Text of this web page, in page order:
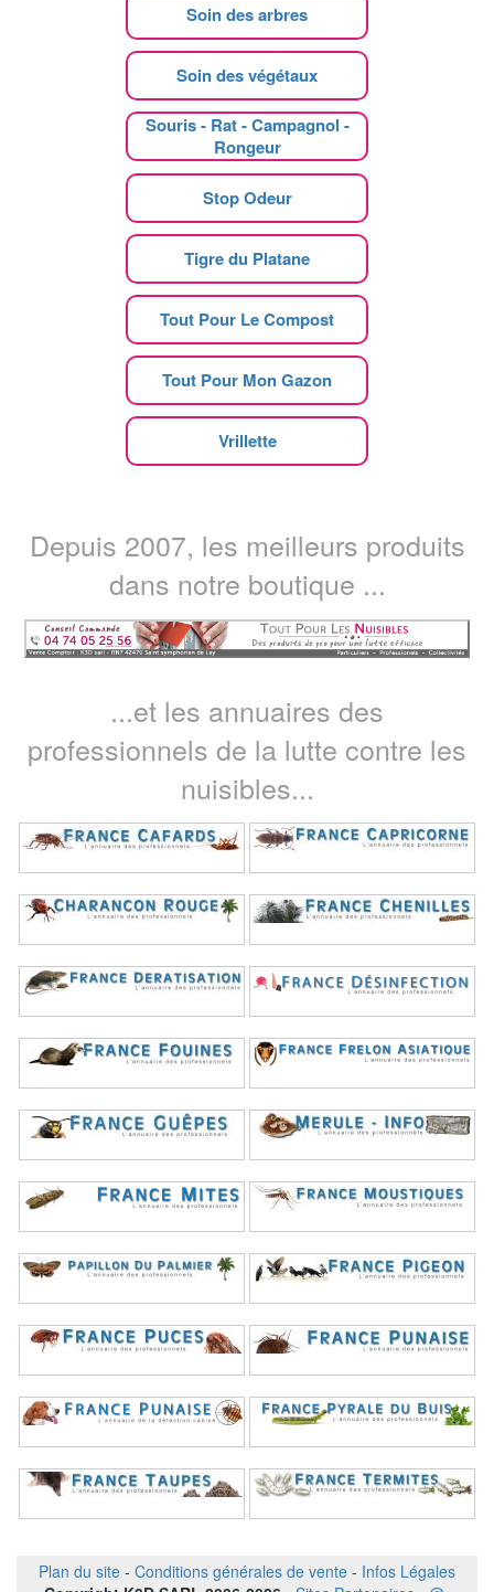
Soin des arbres
Soin des végétaux
Souris - Rat - Campagnol -
Rongeur
Stop Odeur
Tigre du Platane
Tout Pour Le Compost
Tout Pour Mon Gazon
Vrillette
Depuis 2007, les meilleurs produits
dans notre boutique ...
...et les annuaires des
professionnels de la lutte contre les
nuisibles...
Plan du site - Conditions générales de vente - Infos Légales